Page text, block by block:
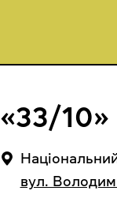
«33/10»
вул.